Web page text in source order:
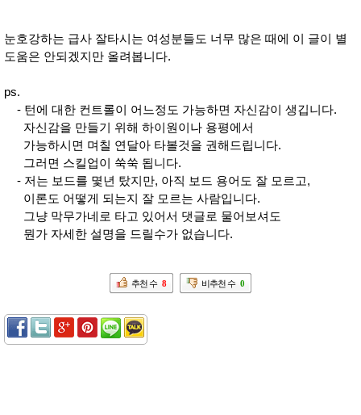
눈호강하는 급사 잘타시는 여성분들도 너무 많은 때에 이 글이 별
도움은 안되겠지만 올려봅니다.
ps.
- 턴에 대한 컨트롤이 어느정도 가능하면 자신감이 생깁니다.
자신감을 만들기 위해 하이원이나 용평에서
가능하시면 며칠 연달아 타볼것을 권해드립니다.
그러면 스킬업이 쑥쑥 됩니다.
- 저는 보드를 몇년 탔지만, 아직 보드 용어도 잘 모르고,
이론도 어떻게 되는지 잘 모르는 사람입니다.
그냥 막무가네로 타고 있어서 댓글로 물어보셔도
뭔가 자세한 설명을 드릴수가 없습니다.
추천 수 8 비추천 수 0